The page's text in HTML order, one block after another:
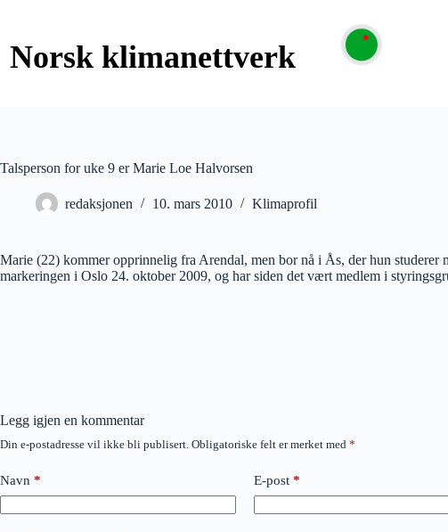
Talsperson for uke 9 er Marie Loe Halvorsen
redaksjonen 10. mars 2010 Klimaprofil
Marie (22) kommer opprinnelig fra Arendal, men bor nå i Ås, der hun
markeringen i Oslo 24. oktober 2009, og har siden det vært medlem i
Legg igjen en kommentar
Din e-postadresse vil ikke bli publisert. Obligatoriske felt er merket med *
Navn * E-post *